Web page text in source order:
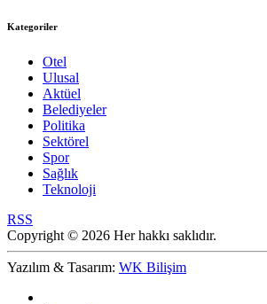
Kategoriler
Otel
Ulusal
Aktüel
Belediyeler
Politika
Sektörel
Spor
Sağlık
Teknoloji
RSS
Copyright © 2026 Her hakkı saklıdır.
Yazılım & Tasarım: WK Bilişim